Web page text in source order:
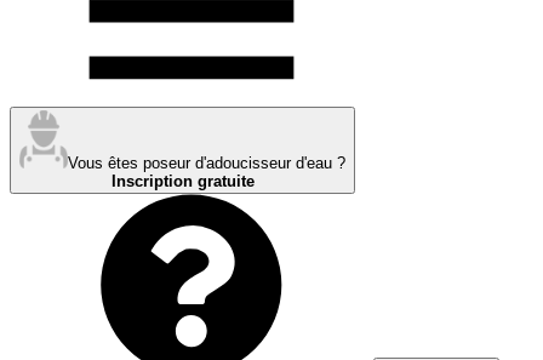
Vous êtes poseur d'adoucisseur d'eau ?
Inscription gratuite